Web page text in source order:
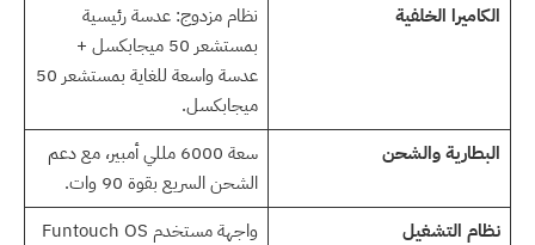
الكاميرا الخلفية
نظام مزدوج: عدسة رئيسية
بمستشعر 50 ميجابكسل +
عدسة واسعة للغاية بمستشعر 50
ميجابكسل.
البطارية والشحن
سعة 6000 مللي أمبير، مع دعم
الشحن السريع بقوة 90 وات.
نظام التشغيل
واجهة مستخدم Funtouch OS